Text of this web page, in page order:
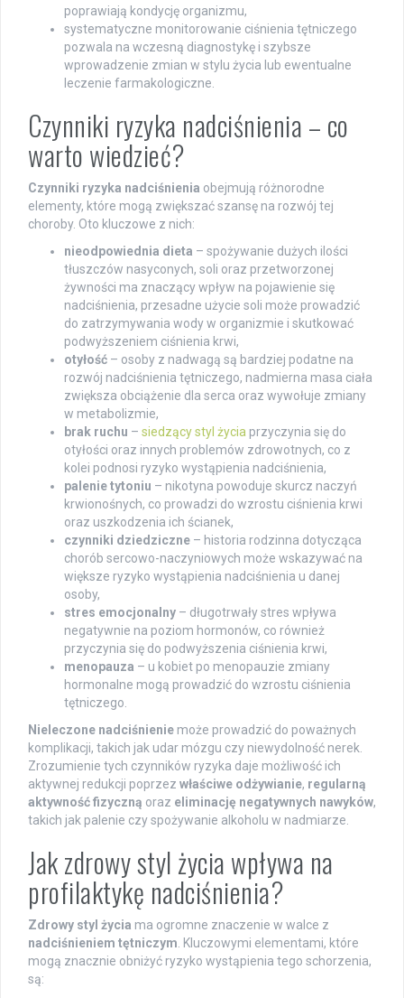
poprawiają kondycję organizmu,
systematyczne monitorowanie ciśnienia tętniczego
pozwala na wczesną diagnostykę i szybsze
wprowadzenie zmian w stylu życia lub ewentualne
leczenie farmakologiczne.
Czynniki ryzyka nadciśnienia – co
warto wiedzieć?
Czynniki ryzyka nadciśnienia obejmują różnorodne
elementy, które mogą zwiększać szansę na rozwój tej
choroby. Oto kluczowe z nich:
nieodpowiednia dieta – spożywanie dużych ilości
tłuszczów nasyconych, soli oraz przetworzonej
żywności ma znaczący wpływ na pojawienie się
nadciśnienia, przesadne użycie soli może prowadzić
do zatrzymywania wody w organizmie i skutkować
podwyższeniem ciśnienia krwi,
otyłość – osoby z nadwagą są bardziej podatne na
rozwój nadciśnienia tętniczego, nadmierna masa ciała
zwiększa obciążenie dla serca oraz wywołuje zmiany
w metabolizmie,
brak ruchu – siedzący styl życia przyczynia się do
otyłości oraz innych problemów zdrowotnych, co z
kolei podnosi ryzyko wystąpienia nadciśnienia,
palenie tytoniu – nikotyna powoduje skurcz naczyń
krwionośnych, co prowadzi do wzrostu ciśnienia krwi
oraz uszkodzenia ich ścianek,
czynniki dziedziczne – historia rodzinna dotycząca
chorób sercowo-naczyniowych może wskazywać na
większe ryzyko wystąpienia nadciśnienia u danej
osoby,
stres emocjonalny – długotrwały stres wpływa
negatywnie na poziom hormonów, co również
przyczynia się do podwyższenia ciśnienia krwi,
menopauza – u kobiet po menopauzie zmiany
hormonalne mogą prowadzić do wzrostu ciśnienia
tętniczego.
Nieleczone nadciśnienie może prowadzić do poważnych
komplikacji, takich jak udar mózgu czy niewydolność nerek.
Zrozumienie tych czynników ryzyka daje możliwość ich
aktywnej redukcji poprzez właściwe odżywianie, regularną
aktywność fizyczną oraz eliminację negatywnych nawyków,
takich jak palenie czy spożywanie alkoholu w nadmiarze.
Jak zdrowy styl życia wpływa na
profilaktykę nadciśnienia?
Zdrowy styl życia ma ogromne znaczenie w walce z
nadciśnieniem tętniczym. Kluczowymi elementami, które
mogą znacznie obniżyć ryzyko wystąpienia tego schorzenia,
są: